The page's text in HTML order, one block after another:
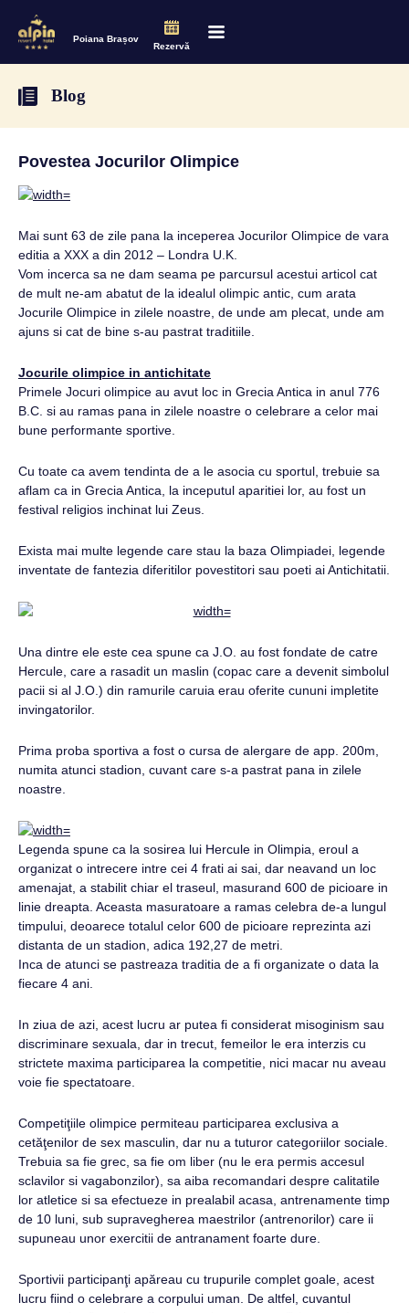
Poiana Brașov
Rezervă
Blog
Povestea Jocurilor Olimpice
Mai sunt 63 de zile pana la inceperea Jocurilor Olimpice de vara
editia a XXX a din 2012 – Londra U.K.
Vom incerca sa ne dam seama pe parcursul acestui articol cat
de mult ne-am abatut de la idealul olimpic antic, cum arata
Jocurile Olimpice in zilele noastre, de unde am plecat, unde am
ajuns si cat de bine s-au pastrat traditiile.
Jocurile olimpice in antichitate
Primele Jocuri olimpice au avut loc in Grecia Antica in anul 776
B.C. si au ramas pana in zilele noastre o celebrare a celor mai
bune performante sportive.
Cu toate ca avem tendinta de a le asocia cu sportul, trebuie sa
aflam ca in Grecia Antica, la inceputul aparitiei lor, au fost un
festival religios inchinat lui Zeus.
Exista mai multe legende care stau la baza Olimpiadei, legende
inventate de fantezia diferitilor povestitori sau poeti ai Antichitatii.
Una dintre ele este cea spune ca J.O. au fost fondate de catre
Hercule, care a rasadit un maslin (copac care a devenit simbolul
pacii si al J.O.) din ramurile caruia erau oferite cununi impletite
invingatorilor.
Prima proba sportiva a fost o cursa de alergare de app. 200m,
numita atunci stadion, cuvant care s-a pastrat pana in zilele
noastre.
Legenda spune ca la sosirea lui Hercule in Olimpia, eroul a
organizat o intrecere intre cei 4 frati ai sai, dar neavand un loc
amenajat, a stabilit chiar el traseul, masurand 600 de picioare in
linie dreapta. Aceasta masuratoare a ramas celebra de-a lungul
timpului, deoarece totalul celor 600 de picioare reprezinta azi
distanta de un stadion, adica 192,27 de metri.
Inca de atunci se pastreaza traditia de a fi organizate o data la
fiecare 4 ani.
In ziua de azi, acest lucru ar putea fi considerat misoginism sau
discriminare sexuala, dar in trecut, femeilor le era interzis cu
strictete maxima participarea la competitie, nici macar nu aveau
voie fie spectatoare.
Competiţiile olimpice permiteau participarea exclusiva a
cetăţenilor de sex masculin, dar nu a tuturor categoriilor sociale.
Trebuia sa fie grec, sa fie om liber (nu le era permis accesul
sclavilor si vagabonzilor), sa aiba recomandari despre calitatile
lor atletice si sa efectueze in prealabil acasa, antrenamente timp
de 10 luni, sub supravegherea maestrilor (antrenorilor) care ii
supuneau unor exercitii de antranament foarte dure.
Sportivii participanţi apăreau cu trupurile complet goale, acest
lucru fiind o celebrare a corpului uman. De altfel, cuvantul